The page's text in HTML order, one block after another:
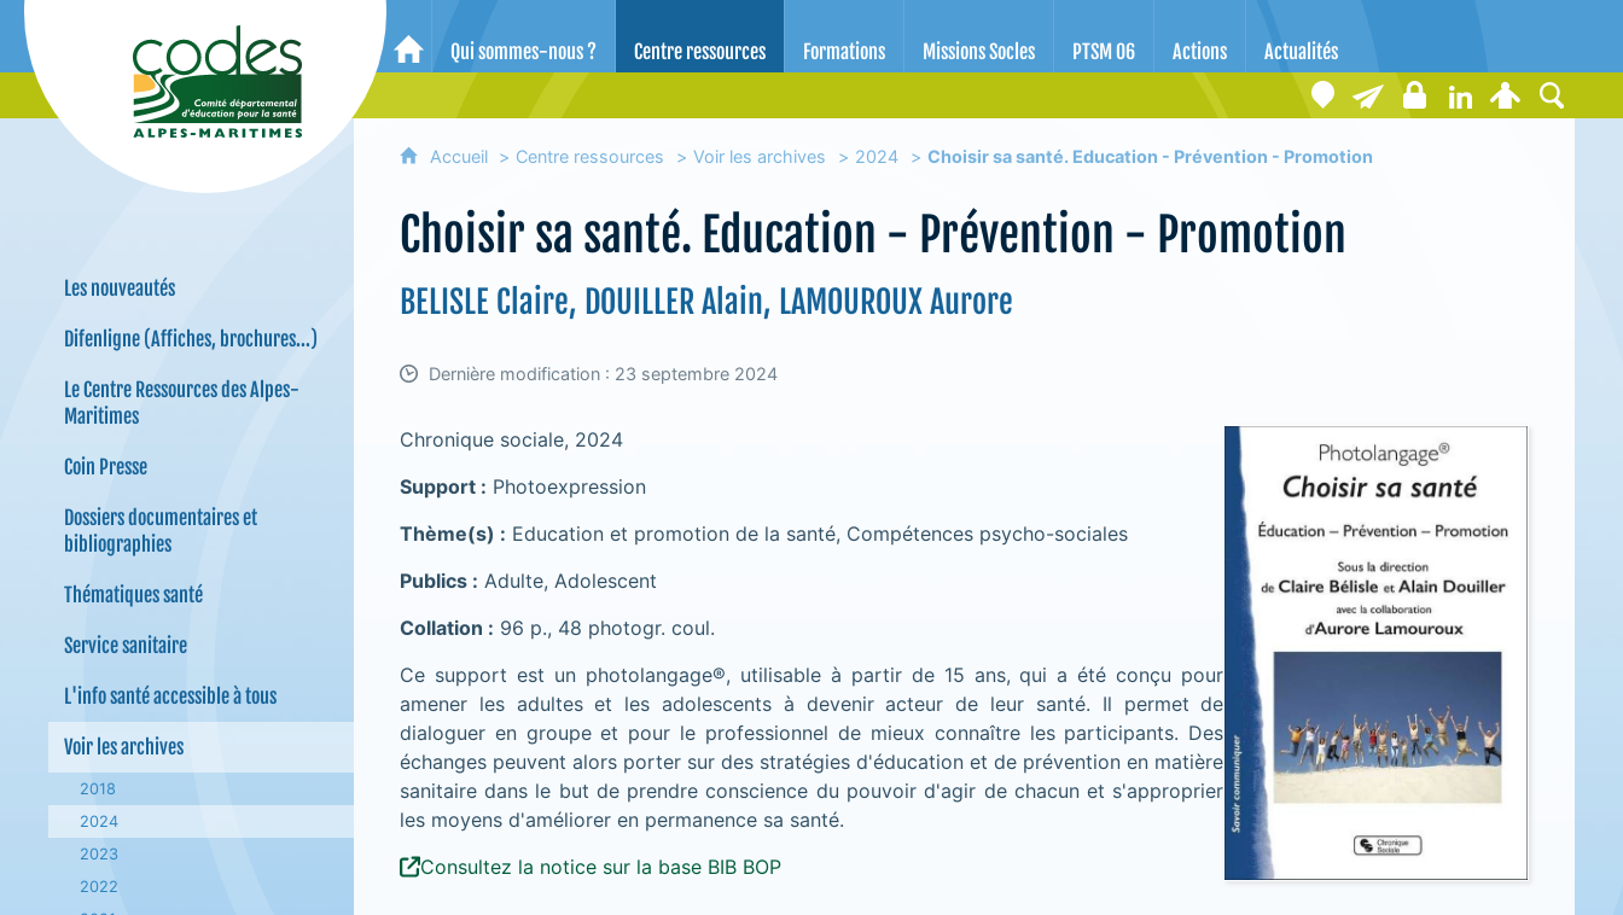
CoDES 06 - Comité départemental d'éducation pour la santé des Alpes-Maritimes
Accueil
Qui sommes-nous ? Centre ressources Formations Missions Socles PTSM 06 Actions Actualités
Les nouveautés
Difenligne (Affiches, brochures...)
Le Centre Ressources des Alpes-
Maritimes
Coin Presse
Dossiers documentaires et
bibliographies
Thématiques santé
Service sanitaire
L'info santé accessible à tous
Voir les archives
2018
2024
2023
2022
Accueil Centre ressources Voir les archives 2024 Choisir sa santé. Education - Prévention - Promotion
Choisir sa santé. Education - Prévention - Promotion
BELISLE Claire, DOUILLER Alain, LAMOUROUX Aurore
Dernière modification : 23 septembre 2024
Chronique sociale, 2024
Support : Photoexpression
Thème(s) : Education et promotion de la santé, Compétences psycho-sociales
Publics : Adulte, Adolescent
Collation : 96 p., 48 photogr. coul.
Ce support est un photolangage®, utilisable à partir de 15 ans, qui a été conçu pour
amener les adultes et les adolescents à devenir acteur de leur santé. Il permet de
dialoguer en groupe et pour le professionnel de mieux connaître les participants. Des
échanges peuvent alors porter sur des stratégies d'éducation et de prévention en matière
sanitaire dans le but de prendre conscience du pouvoir d'agir de chacun et s'approprier
les moyens d'améliorer en permanence sa santé.
Consultez la notice sur la base BIB BOP